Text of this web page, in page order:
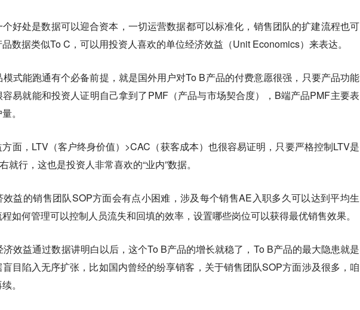
好处是数据可以迎合资本，一切运营数据都可以标准化，销售团队的扩建流程也可
数据类似To C，可以用投资人喜欢的单位经济效益（Unit Economics）来表达。
模式能跑通有个必备前提，就是国外用户对To B产品的付费意愿很强，只要产品功能
易就能和投资人证明自己拿到了PMF（产品与市场契合度），B端产品PMF主要表
。
面，LTV（客户终身价值）>CAC（获客成本）也很容易证明，只要严格控制LTV是
就行，这也是投资人非常喜欢的“业内”数据。
效益的销售团队SOP方面会有点小困难，涉及每个销售AE入职多久可以达到平均生
如何管理可以控制人员流失和回填的效率，设置哪些岗位可以获得最优销售效果。
济效益通过数据讲明白以后，这个To B产品的增长就稳了，To B产品的最大隐患就是
目陷入无序扩张，比如国内曾经的纷享销客，关于销售团队SOP方面涉及很多，咱
。